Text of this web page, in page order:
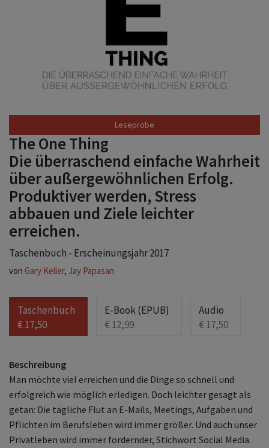
Leseprobe
The One Thing
Die überraschend einfache Wahrheit
über außergewöhnlichen Erfolg.
Produktiver werden, Stress
abbauen und Ziele leichter
erreichen.
Taschenbuch - Erscheinungsjahr 2017
von Gary Keller, Jay Papasan
Taschenbuch
€ 17,50
E-Book (EPUB)
€ 12,99
Audio
€ 17,50
Beschreibung
Man möchte viel erreichen und die Dinge so schnell und
erfolgreich wie möglich erledigen. Doch leichter gesagt als
getan: Die tägliche Flut an E-Mails, Meetings, Aufgaben und
Pflichten im Berufsleben wird immer größer. Und auch unser
Privatleben wird immer fordernder, Stichwort Social Media.